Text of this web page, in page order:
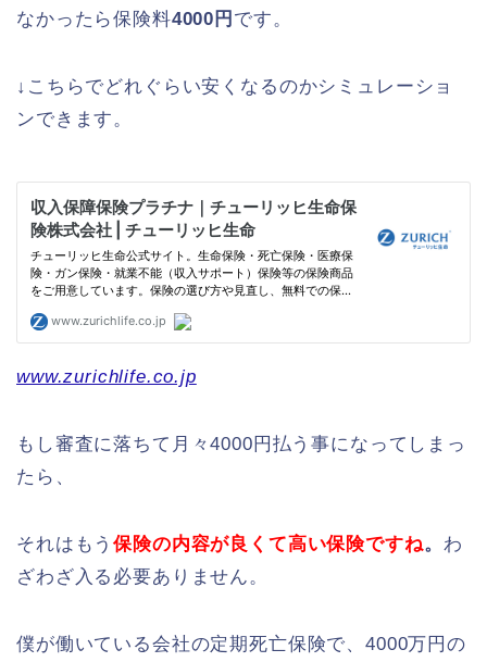
なかったら保険料4000円 です。
↓こちらでどれぐらい安くなるのかシミュレーショ
ンできます。
www.zurichlife.co.jp
もし審査に落ちて月々4000円払う事になってしまっ
たら、
それはもう保険の内容が良くて高い保険ですね。 わ
ざわざ入る必要ありません。
僕が働いている会社の定期死亡保険で、4000万円の